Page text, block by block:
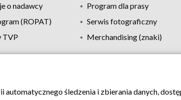
o nadawcy
Program dla prasy
(ROPAT)
Serwis fotograficzny
TVP
Merchandising (znaki)
zgody Pomoc Biuro reklamy Kontakt
śledzenia i zbierania danych,